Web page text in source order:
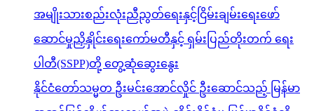
အမျိုးသားစည်းလုံးညီညွတ်ရေးနှင့်ငြိမ်းချမ်းရေးဖော်
ဆောင်မှုညှိနှိုင်းရေးကော်မတီနှင့် ရှမ်းပြည်တိုးတက် ရေး
ပါတီ(SSPP)တို့ တွေ့ဆုံဆွေးနွေး
နိုင်ငံတော်သမ္မတ ဦးမင်းအောင်လှိုင် ဦးဆောင်သည့် မြန်မာ